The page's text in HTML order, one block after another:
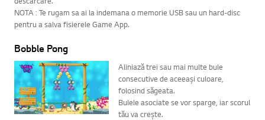
NOTA : Te rugam sa ai la indemana o memorie USB sau un hard-disc
pentru a salva fisierele Game App.
Bobble Pong
Aliniază trei sau mai multe bule
consecutive de aceeași culoare,
folosind săgeata.
Bulele asociate se vor sparge, iar scorul
tău va crește.